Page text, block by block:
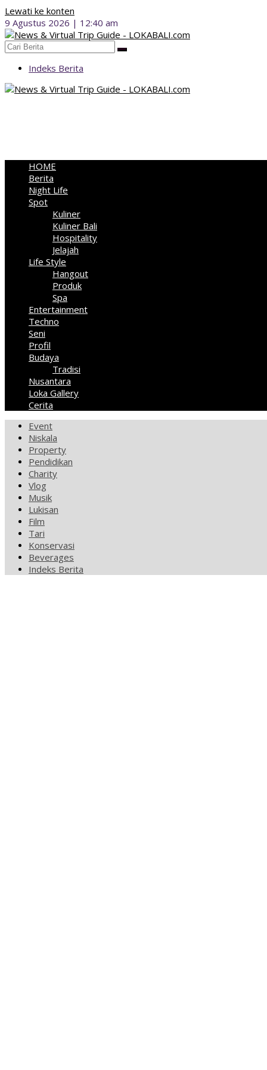
Lewati ke konten
9 Agustus 2026 | 12:40 am
Indeks Berita
HOME
Berita
Night Life
Spot
Kuliner
Kuliner Bali
Hospitality
Jelajah
Life Style
Hangout
Produk
Spa
Entertainment
Techno
Seni
Profil
Budaya
Tradisi
Nusantara
Loka Gallery
Cerita
Event
Niskala
Property
Pendidikan
Charity
Vlog
Musik
Lukisan
Film
Tari
Konservasi
Beverages
Indeks Berita